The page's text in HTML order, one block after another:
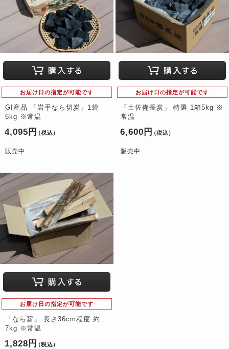
お届け日の指定が可能です
GI産品 「岩手なら切炭」1袋
6kg ※常温
4,095円 （税込）
販売中
お届け日の指定が可能です
「土佐備長炭」 特選 1箱5kg ※
常温
6,600円 （税込）
販売中
お届け日の指定が可能です
「なら薪」 長さ36cm程度 約
7kg ※常温
1,828円 （税込）